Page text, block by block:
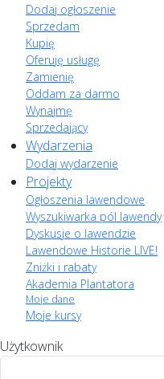
Dodaj ogłoszenie
Sprzedam
Kupię
Oferuję usługę
Zamienię
Oddam za darmo
Wynajmę
Sprzedający
Wydarzenia
Dodaj wydarzenie
Projekty
Ogłoszenia lawendowe
Wyszukiwarka pól lawendy
Dyskusje o lawendzie
Lawendowe Historie LIVE!
Zniżki i rabaty
Akademia Plantatora
Moje dane
Moje kursy
Użytkownik